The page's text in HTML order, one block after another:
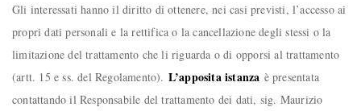
Gli interessati hanno il diritto di ottenere, nei casi previsti, l’accesso ai
propri dati personali e la rettifica o la cancellazione degli stessi o la
limitazione del trattamento che li riguarda o di opporsi al trattamento
(artt. 15 e ss. del Regolamento). L’apposita istanza è presentata
contattando il Responsabile del trattamento dei dati, sig. Maurizio